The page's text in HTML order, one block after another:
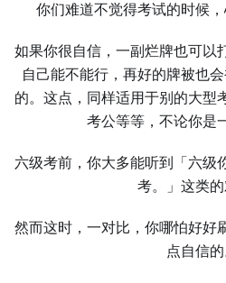
你们难道不觉得考试的时候
如果你很自信，一副烂牌也可以
自己能不能行，再好的牌被也
的。这点，同样适用于别的大型
考公等等，不论你是
六级考前，你大多能听到「六级
考。」这类的
然而这时，一对比，你哪怕好好
点自信的